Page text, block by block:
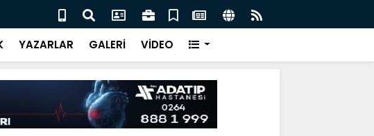
Ali İnci ile Nevzat Ercan buluştu
YAZARLAR GALERİ VİDEO